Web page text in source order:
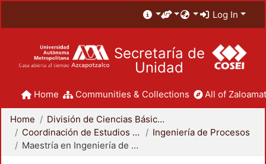
Log In
Secretaría de
Unidad
Home Communities & Collections All of
Home
División de Ciencias Básicas e Ingeniería
Coordinación de Estudios de Posgrado - CBI
Ingeniería de Procesos
Maestría en Ingeniería de Procesos